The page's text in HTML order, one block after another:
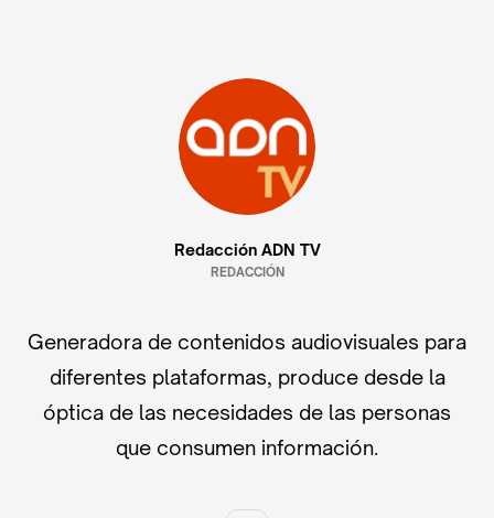
Redacción ADN TV
REDACCIÓN
Generadora de contenidos audiovisuales para
diferentes plataformas, produce desde la
óptica de las necesidades de las personas
que consumen información.